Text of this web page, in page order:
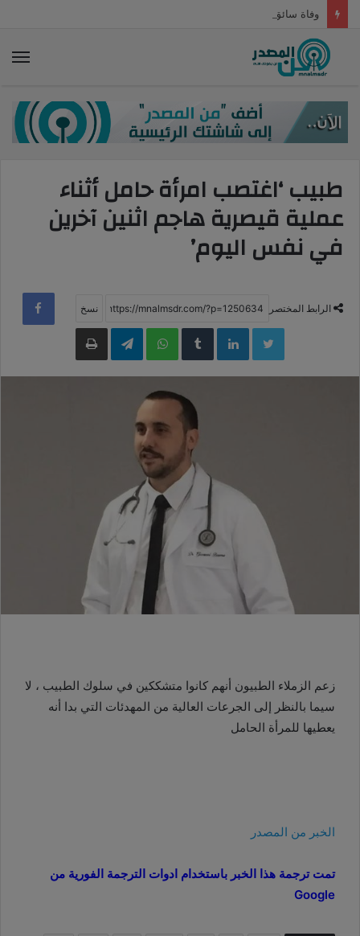
وفاة سائق شاحنة ثقيلة حرقا داخل شاحنته
طبيب ‘اغتصب امرأة حامل أثناء
عملية قيصرية هاجم اثنين آخرين
في نفس اليوم’
الرابط المختصر
LinkedIn
WhatsApp
Telegramطباعة
زعم الزملاء الطبيون أنهم كانوا متشككين في سلوك الطبيب ، لا
سيما بالنظر إلى الجرعات العالية من المهدئات التي بدا أنه
يعطيها للمرأة الحامل
الخبر من المصدر
تمت ترجمة هذا الخبر باستخدام ادوات الترجمة الفورية من
Google